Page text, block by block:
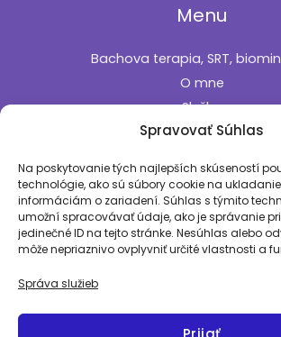
Spravovať Súhlas
Na poskytovanie tých najlepších skúseností
technológie, ako sú súbory cookie na
informáciám o zariadení. Súhlas s týmito
umožní spracovávať údaje, ako je správanie
jedinečné ID na tejto stránke. Nesúhlas alebo
môže nepriaznivo ovplyvniť určité vlastnosti a
Správa služieb
Menu
Bachova terapia, SRT,
O mne
Služby
Cenník
Informácie
Zásady používania súborov